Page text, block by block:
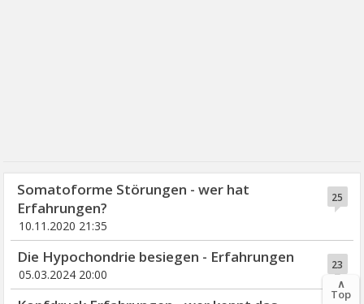
25
Somatoforme Störungen - wer hat
Erfahrungen?
10.11.2020 21:35
23
Die Hypochondrie besiegen - Erfahrungen
05.03.2024 20:00
∧
Top